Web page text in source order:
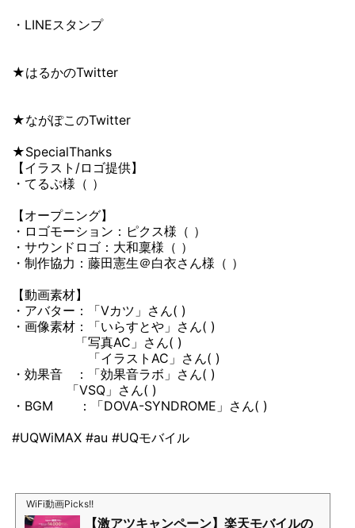
・LINEスタンプ
★はるかのTwitter
★ながぽこのTwitter
★SpecialThanks
【イラスト/ロゴ提供】
・てるぷ様（ ）
【オープニング】
・ロゴモーション：ピクス様（ ）
・サウンドロゴ：大和稟様（ ）
・制作協力：藤田憲生＠白衣さん様（ ）
【動画素材】
・アバター：「Vカツ」さん( )
・画像素材：「いらすとや」さん( )
「写真AC」さん( )
「イラストAC」さん( )
・効果音 ：「効果音ラボ」さん( )
「VSQ」さん( )
・BGM ：「DOVA-SYNDROME」さん( )
#UQWiMAX #au #UQモバイル
WiFi動画Picks!!
【激アツキャンペーン】楽天モバイルの